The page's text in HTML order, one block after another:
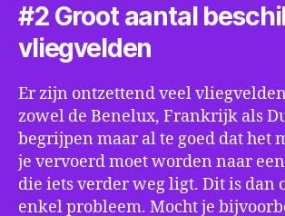
#2 Groot aantal
vliegvelden
Er zijn ontzettend veel
zowel de Benelux, Frankrijk als
begrijpen maar al te goed dat het
je vervoerd moet worden naar
die iets verder weg ligt. Dit is dan
enkel probleem. Mocht je